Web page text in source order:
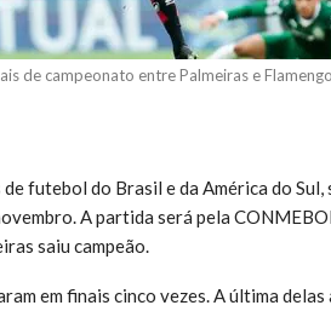
de campeonato entre Palmeiras e Flamengo
futebol do Brasil e da América do
A partida será pela
saiu campeão.
em finais cinco vezes. A última